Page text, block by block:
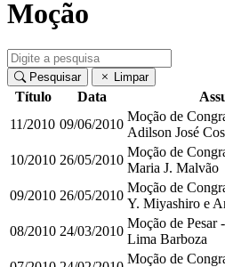
Moção
Pesquisar Limpar
Título Data
11/2010 09/06/2010
Moção de
Adilson José
10/2010 26/05/2010
Moção de
Maria J. Malvão
09/2010 26/05/2010
Moção de
Y. Miyashiro e
08/2010 24/03/2010
Moção de Pesar
Lima Barboza
Moção de